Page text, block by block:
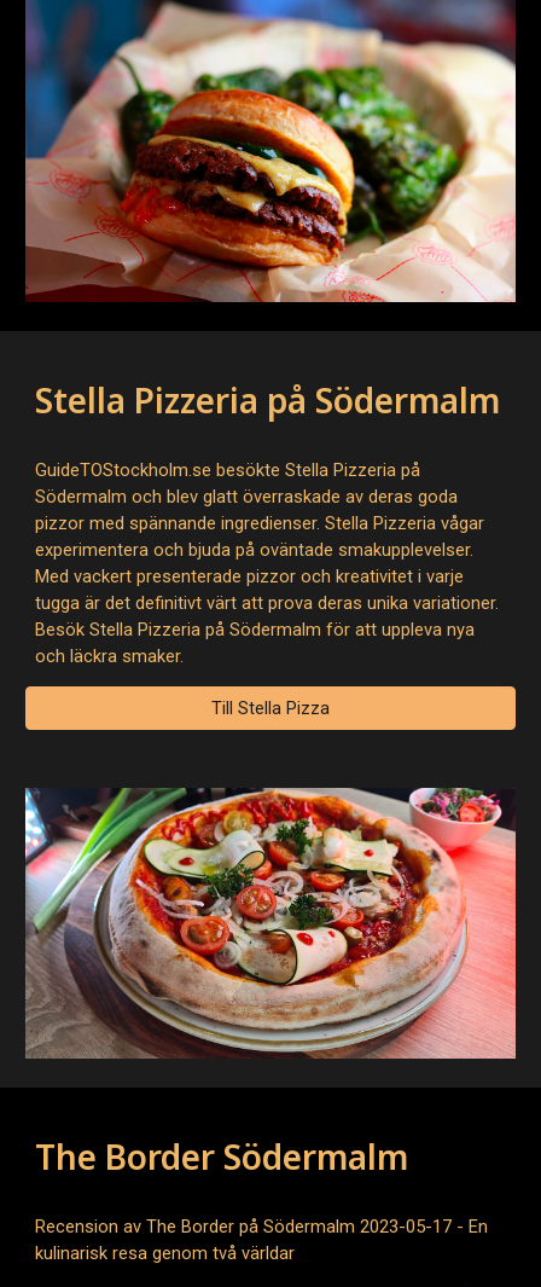
Stella Pizzeria på Södermalm
GuideTOStockholm.se besökte Stella Pizzeria på
Södermalm och blev glatt överraskade av deras goda
pizzor med spännande ingredienser. Stella Pizzeria vågar
experimentera och bjuda på oväntade smakupplevelser.
Med vackert presenterade pizzor och kreativitet i varje
tugga är det definitivt värt att prova deras unika variationer.
Besök Stella Pizzeria på Södermalm för att uppleva nya
och läckra smaker.
Till Stella Pizza
The Border Södermalm
Recension av The Border på Södermalm 2023-05-17 - En
kulinarisk resa genom två världar